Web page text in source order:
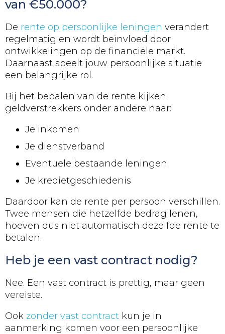
van €50.000?
De rente op persoonlijke leningen verandert
regelmatig en wordt beïnvloed door
ontwikkelingen op de financiële markt.
Daarnaast speelt jouw persoonlijke situatie
een belangrijke rol.
Bij het bepalen van de rente kijken
geldverstrekkers onder andere naar:
Je inkomen
Je dienstverband
Eventuele bestaande leningen
Je kredietgeschiedenis
Daardoor kan de rente per persoon verschillen.
Twee mensen die hetzelfde bedrag lenen,
hoeven dus niet automatisch dezelfde rente te
betalen.
Heb je een vast contract nodig?
Nee. Een vast contract is prettig, maar geen
vereiste.
Ook zonder vast contract kun je in
aanmerking komen voor een persoonlijke